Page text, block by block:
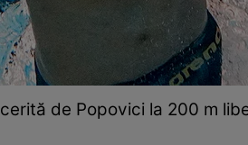
de Popovici la 200 m